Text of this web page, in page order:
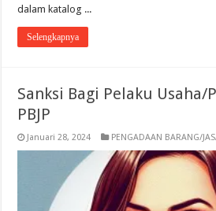
dalam katalog ...
Selengkapnya
Sanksi Bagi Pelaku Usaha/
PBJP
Januari 28, 2024 PENGADAAN BARANG/